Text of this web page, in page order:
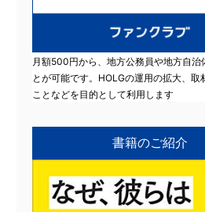
月額500円から、地方公務員や地方自治
とが可能です。HOLGの運用の拡大、取
ことなどを目的として利用します
書籍のご紹介